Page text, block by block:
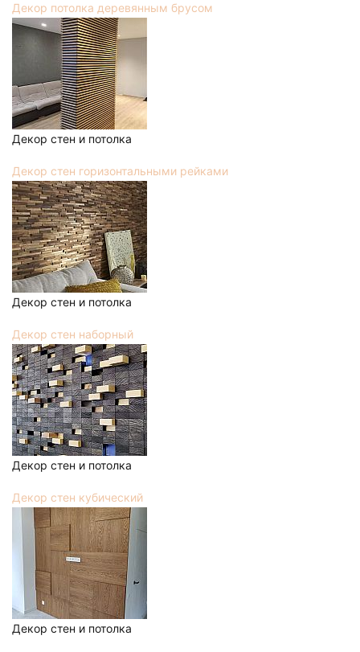
Декор потолка деревянным брусом
Декор стен и потолка
Декор стен горизонтальными рейками
Декор стен и потолка
Декор стен наборный
Декор стен и потолка
Декор стен кубический
Декор стен и потолка